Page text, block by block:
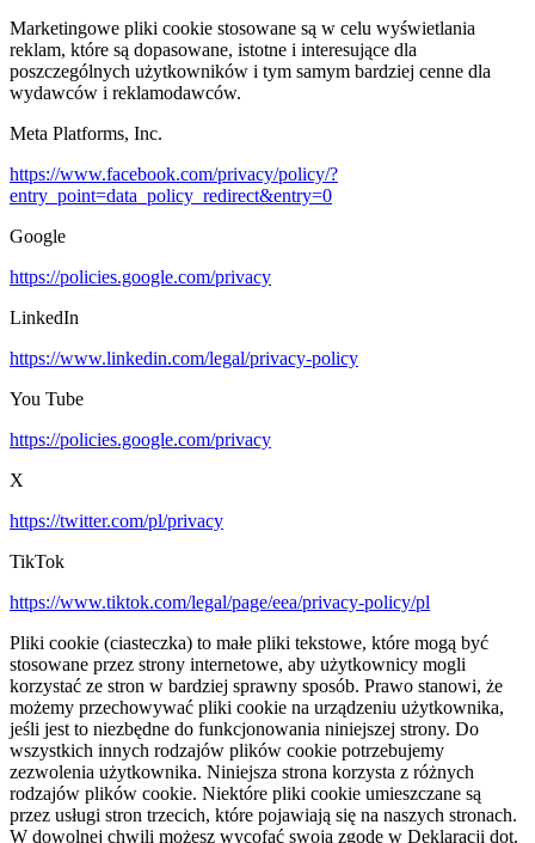
Marketingowe pliki cookie stosowane są w celu wyświetlania
reklam, które są dopasowane, istotne i interesujące dla
poszczególnych użytkowników i tym samym bardziej cenne dla
wydawców i reklamodawców.
Meta Platforms, Inc.
https://www.facebook.com/privacy/policy/?
entry_point=data_policy_redirect&entry=0
Google
https://policies.google.com/privacy
LinkedIn
https://www.linkedin.com/legal/privacy-policy
You Tube
https://policies.google.com/privacy
X
https://twitter.com/pl/privacy
TikTok
https://www.tiktok.com/legal/page/eea/privacy-policy/pl
Pliki cookie (ciasteczka) to małe pliki tekstowe, które mogą być
stosowane przez strony internetowe, aby użytkownicy mogli
korzystać ze stron w bardziej sprawny sposób. Prawo stanowi, że
możemy przechowywać pliki cookie na urządzeniu użytkownika,
jeśli jest to niezbędne do funkcjonowania niniejszej strony. Do
wszystkich innych rodzajów plików cookie potrzebujemy
zezwolenia użytkownika. Niniejsza strona korzysta z różnych
rodzajów plików cookie. Niektóre pliki cookie umieszczane są
przez usługi stron trzecich, które pojawiają się na naszych stronach.
W dowolnej chwili możesz wycofać swoją zgodę w Deklaracji dot.